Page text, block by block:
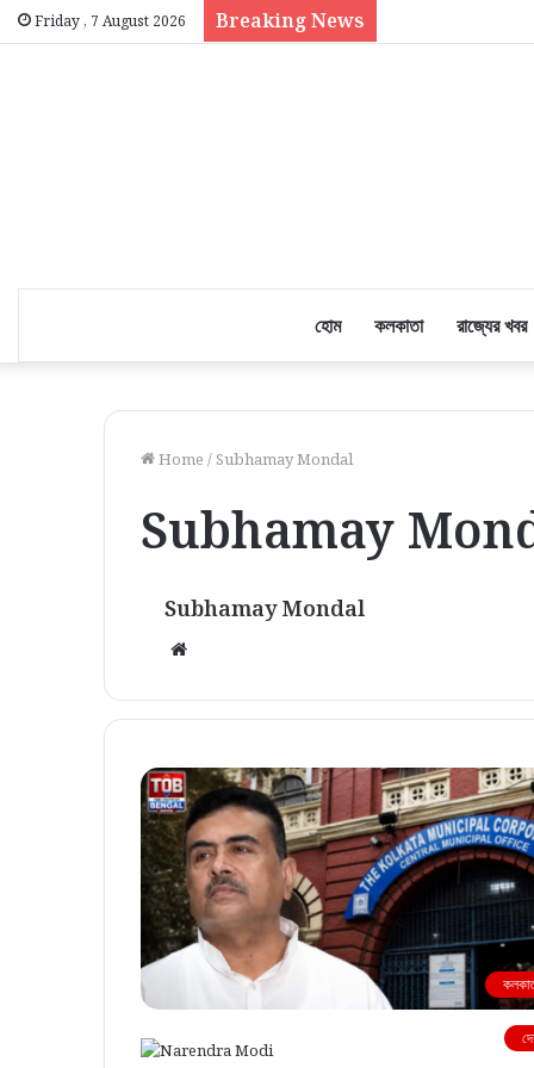
Friday , 7 August 2026 Breaking News
হোম কলকাতা রাজ্যের খবর
Home /Subhamay Mondal
Subhamay
Subhamay Mondal
Website